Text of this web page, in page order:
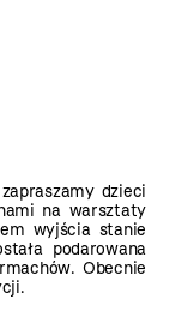
dzieci
na warsztaty
wyjścia stanie
podarowana
Obecnie